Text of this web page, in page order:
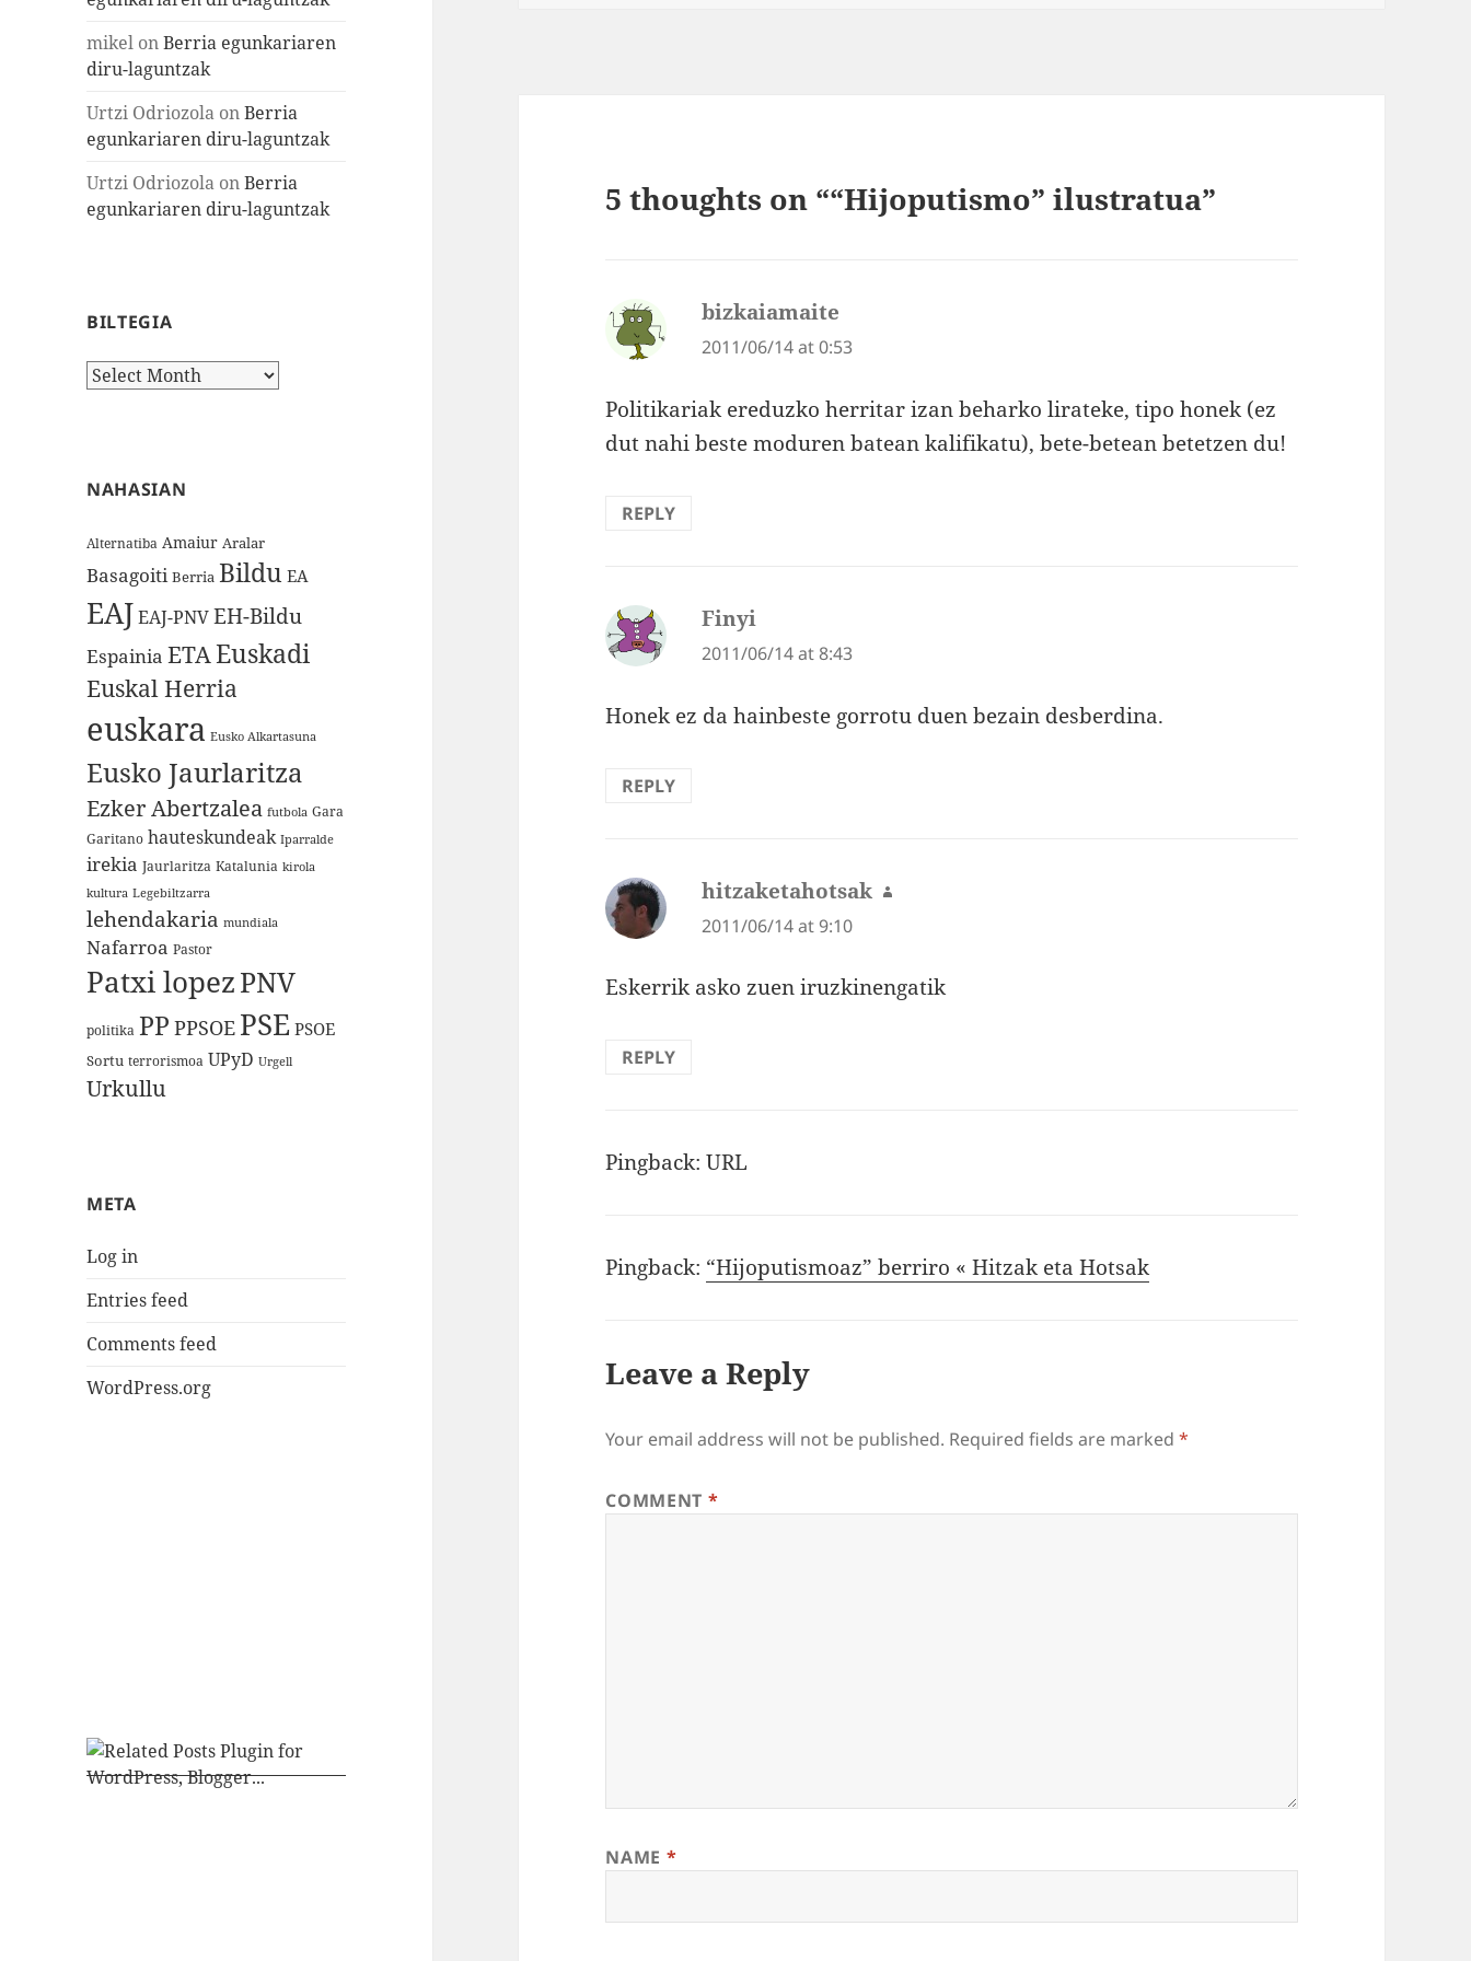
mikel onBerria egunkariaren
diru-laguntzak
Urtzi Odriozola onBerria
egunkariaren diru-laguntzak
Urtzi Odriozola onBerria
egunkariaren diru-laguntzak
BILTEGIA
Biltegia
NAHASIAN
Alternatiba Amaiur Aralar
Basagoiti Berria Bildu EA
EAJEAJ-PNVEH-Bildu
Espainia ETAEuskadi
Euskal Herria
euskara Eusko Alkartasuna
Eusko Jaurlaritza
Ezker Abertzalea futbola Gara
Garitano hauteskundeak Iparralde
irekia Jaurlaritza Katalunia kirola
kultura Legebiltzarra
lehendakaria mundiala
Nafarroa Pastor
Patxi lopezPNV
politika PP PPSOE PSE PSOE
Sortu terrorismoa UPyD Urgell
Urkullu
META
Log in
Entries feed
Comments feed
WordPress.org
5 thoughts on ““Hijoputismo” ilustratua”
bizkaiamaite
2011/06/14 at 0:53
Politikariak ereduzko herritar izan beharko lirateke, tipo honek (ez
dut nahi beste moduren batean kalifikatu), bete-betean betetzen du!
REPLY
Finyi
2011/06/14 at 8:43
Honek ez da hainbeste gorrotu duen bezain desberdina.
REPLY
hitzaketahotsak says:
2011/06/14 at 9:10
Eskerrik asko zuen iruzkinengatik
REPLY
Pingback:URL
Pingback: “Hijoputismoaz” berriro « Hitzak eta Hotsak
Leave a Reply
Your email address will not be published. Required fields are marked*
COMMENT *
NAME *